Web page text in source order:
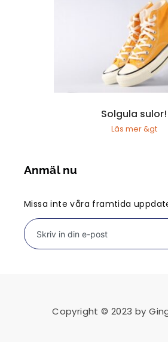
Solgula sulor!
Läs mer &gt
Anmäl nu
Missa inte våra framtida
Copyright © 2023 by